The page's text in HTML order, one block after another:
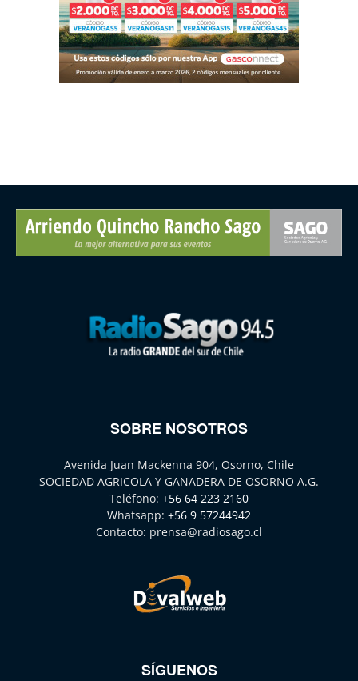
SOBRE NOSOTROS
Avenida Juan Mackenna 904, Osorno, Chile
SOCIEDAD AGRICOLA Y GANADERA DE OSORNO A.G.
Teléfono: +56 64 223 2160
Whatsapp: +56 9 57244942
Contacto: prensa@radiosago.cl
SÍGUENOS